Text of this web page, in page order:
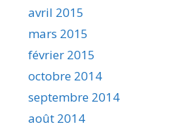
avril 2015
mars 2015
février 2015
octobre 2014
septembre 2014
août 2014